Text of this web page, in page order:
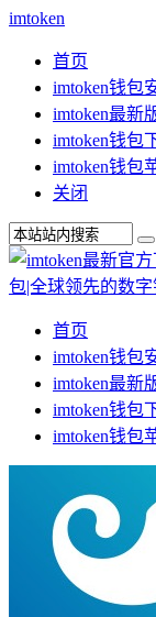
imtoken
首页
imtoken钱包
imtoken最新
imtoken钱包
imtoken钱包
关闭
首页
imtoken钱包
imtoken最新
imtoken钱包
imtoken钱包